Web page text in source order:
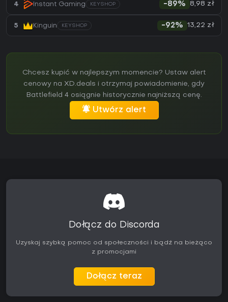
4 Instant Gaming KEYSHOP -89% 8,98 zł
5 Kinguin KEYSHOP -92% 13,22 zł
Chcesz kupić w najlepszym momencie? Ustaw alert
cenowy na XD.deals i otrzymaj powiadomienie, gdy
Battlefield 4 osiągnie historycznie najniższą cenę.
Utwórz alert
Dołącz do Discorda
Uzyskaj szybką pomoc od społeczności i bądź na bieżąco
z promocjami
Dołącz teraz